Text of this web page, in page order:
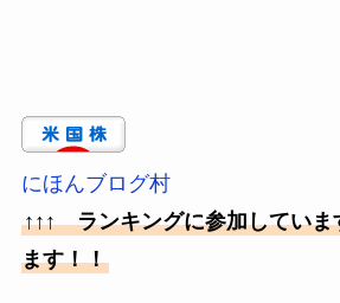
にほんブログ村
↑↑↑ ランキングに参加していま
ます！！